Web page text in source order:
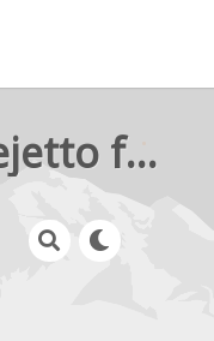
rejetto forum